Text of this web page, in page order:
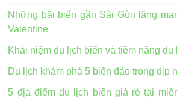
Những bãi biển gần Sài Gòn lãng
Valentine
Khái niệm du lịch biển và tiềm năng du
Du lịch khám phá 5 biển đảo trong dịp
5 địa điểm du lịch biển giá rẻ tại